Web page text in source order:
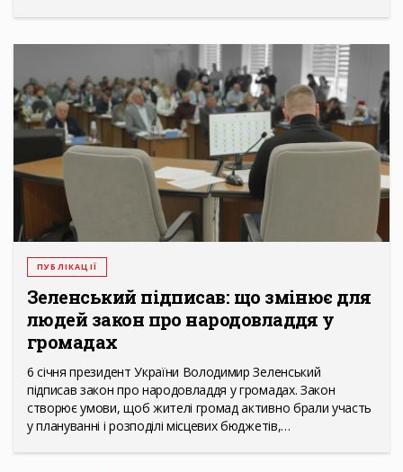
ПУБЛІКАЦІЇ
Зеленський підписав: що змінює для
людей закон про народовладдя у
громадах
6 січня президент України Володимир Зеленський
підписав закон про народовладдя у громадах. Закон
створює умови, щоб жителі громад активно брали участь
у плануванні і розподілі місцевих бюджетів,…